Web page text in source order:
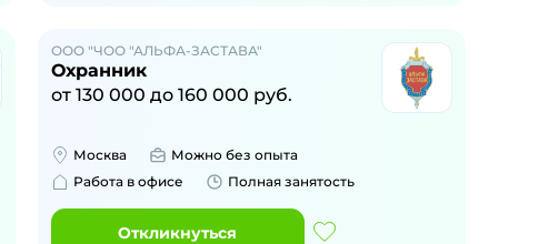
ООО "ЧОО "АЛЬФА-ЗАСТАВА"
Охранник
от 130 000 до 160 000 руб.
Москва
Можно без опыта
Работа в офисе
Полная занятость
Откликнуться